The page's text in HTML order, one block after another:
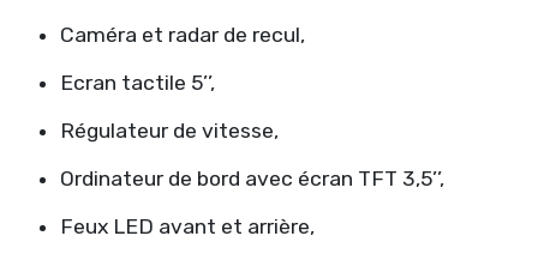
Caméra et radar de recul,
Ecran tactile 5’’,
Régulateur de vitesse,
Ordinateur de bord avec écran TFT 3,5’’,
Feux LED avant et arrière,